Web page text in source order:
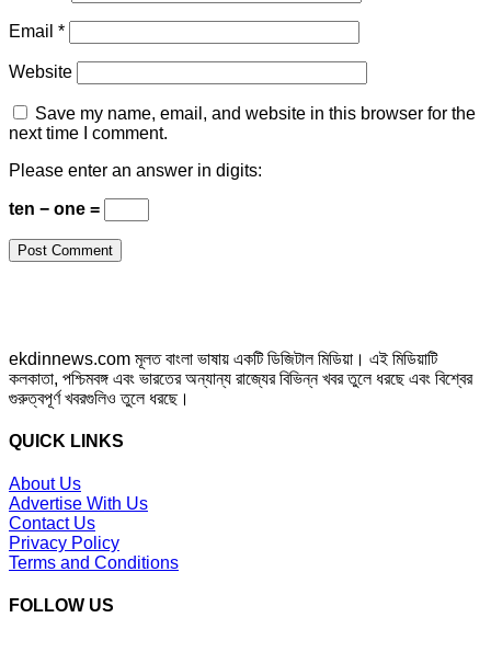
Email *
Website
Save my name, email, and website in this browser for the
next time I comment.
Please enter an answer in digits:
ten − one =
ekdinnews.com মূলত বাংলা ভাষায় একটি ডিজিটাল মিডিয়া। এই মিডিয়াটি
কলকাতা, পশ্চিমবঙ্গ এবং ভারতের অন্যান্য রাজ্যের বিভিন্ন খবর তুলে ধরছে এবং বিশ্বের
গুরুত্বপূর্ণ খবরগুলিও তুলে ধরছে।
QUICK LINKS
About Us
Advertise With Us
Contact Us
Privacy Policy
Terms and Conditions
FOLLOW US